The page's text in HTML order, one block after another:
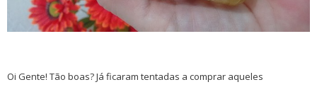
Oi Gente! Tão boas? Já ficaram tentadas a comprar aqueles